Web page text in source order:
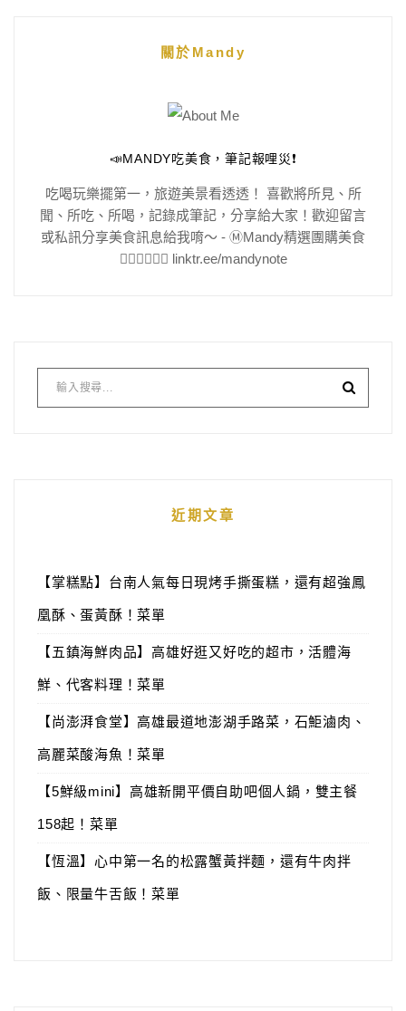
關於Mandy
📣MANDY吃美食，筆記報哩災❗️
吃喝玩樂擺第一，旅遊美景看透透！ 喜歡將所見、所
聞、所吃、所喝，記錄成筆記，分享給大家！歡迎留言
或私訊分享美食訊息給我唷～ - Ⓜ️Mandy精選團購美食
👇🏻👇🏻👇🏻 linktr.ee/mandynote
近期文章
【掌糕點】台南人氣每日現烤手撕蛋糕，還有超強鳳
凰酥、蛋黃酥！菜單
【五鎮海鮮肉品】高雄好逛又好吃的超市，活體海
鮮、代客料理！菜單
【尚澎湃食堂】高雄最道地澎湖手路菜，石鮔滷肉、
高麗菜酸海魚！菜單
【5鮮級mini】高雄新開平價自助吧個人鍋，雙主餐
158起！菜單
【恆溫】心中第一名的松露蟹黃拌麵，還有牛肉拌
飯、限量牛舌飯！菜單